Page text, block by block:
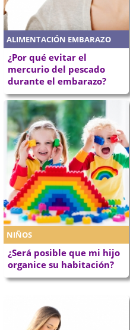
ALIMENTACIÓN EMBARAZO
¿Por qué evitar el
mercurio del pescado
durante el embarazo?
NIÑOS
¿Será posible que mi hijo
organice su habitación?